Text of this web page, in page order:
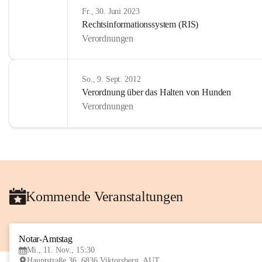
Fr., 30. Juni 2023
Rechtsinformationssystem (RIS)
Verordnungen
So., 9. Sept. 2012
Verordnung über das Halten von Hunden
Verordnungen
Kommende Veranstaltungen
Notar-Amtstag
Mi., 11. Nov., 15:30